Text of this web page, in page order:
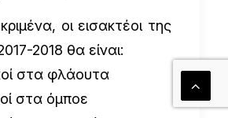
οι εισακτέοι της
2018 θα είναι:
στα φλάουτα
στα όμποε